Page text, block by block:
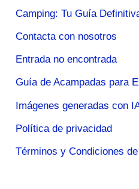
Camping: Tu Guía
Contacta con nosotros
Entrada no encontrada
Guía de Acampadas para
Imágenes generadas con
Política de privacidad
Términos y Condiciones